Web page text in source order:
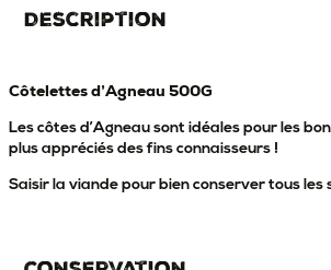
Description
Côtelettes d’Agneau 500G
Les côtes d’Agneau sont idéales pour les
plus appréciés des fins connaisseurs !
Saisir la viande pour bien conserver tous les